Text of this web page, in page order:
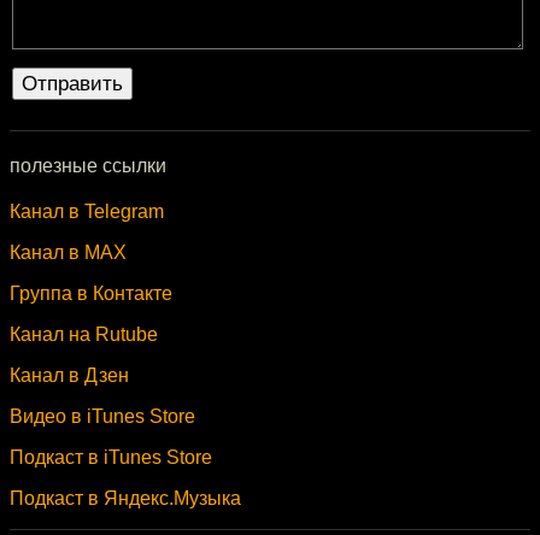
полезные ссылки
Канал в Telegram
Канал в MAX
Группа в Контакте
Канал на Rutube
Канал в Дзен
Видео в iTunes Store
Подкаст в iTunes Store
Подкаст в Яндекс.Музыка